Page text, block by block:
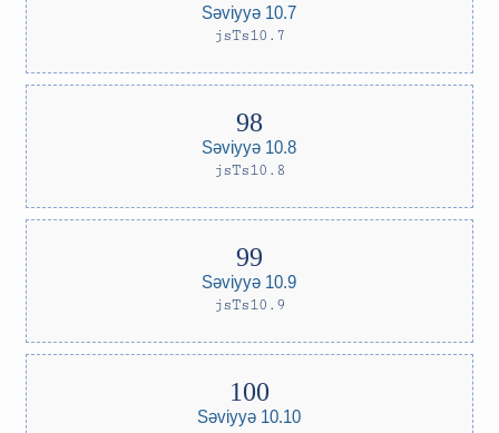
Səviyyə 10.7
jsTs10.7
Səviyyə 10.8
jsTs10.8
Səviyyə 10.9
jsTs10.9
Səviyyə 10.10